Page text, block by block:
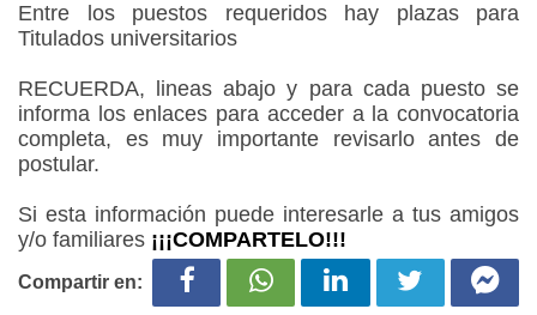
Entre los puestos requeridos hay plazas para
Titulados universitarios
RECUERDA, lineas abajo y para cada puesto se
informa los enlaces para acceder a la convocatoria
completa, es muy importante revisarlo antes de
postular.
Si esta información puede interesarle a tus amigos
y/o familiares ¡¡¡COMPARTELO!!!
Compartir en: